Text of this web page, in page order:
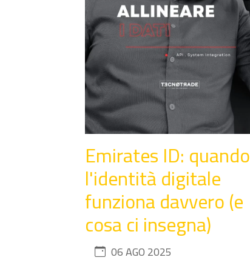
Emirates ID: quando
l'identità digitale
funziona davvero (e
cosa ci insegna)
06 AGO 2025